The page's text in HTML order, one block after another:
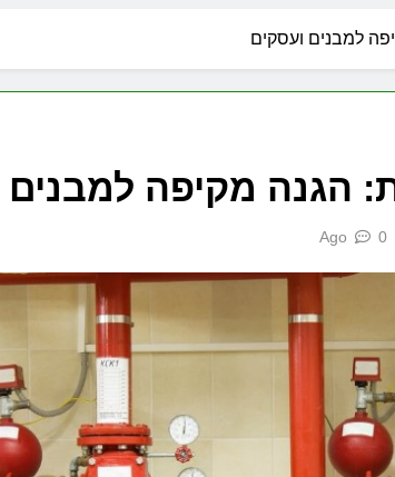
למבנים ועסקים
הגנה מקיפה למבנים
0